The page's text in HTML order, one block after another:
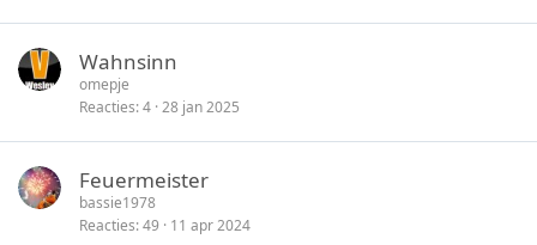
Wahnsinn
omepje
Reacties 4 28 jan 2025
Feuermeister
bassie1978
Reacties 49 11 apr 2024